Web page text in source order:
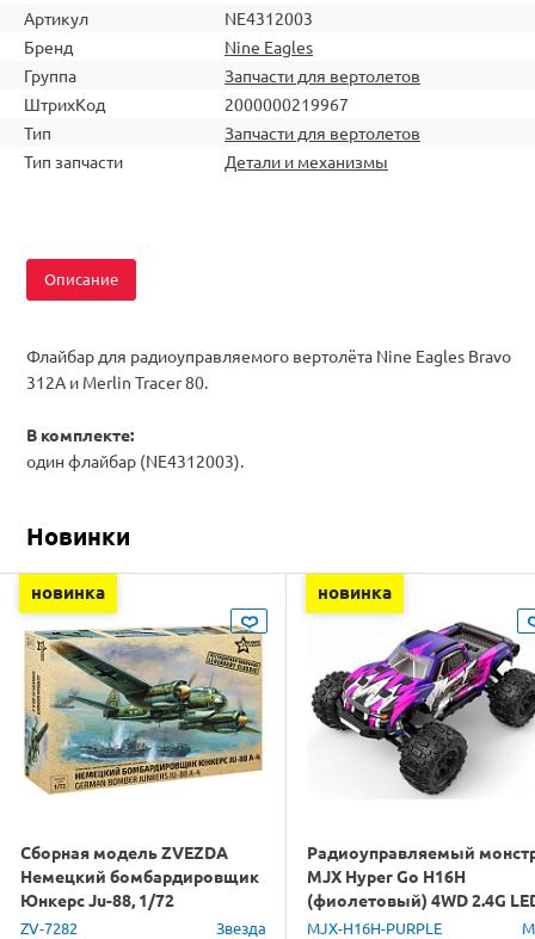
Артикул
NE4312003
Бренд
Nine Eagles
Группа
Запчасти для вертолетов
ШтрихКод
2000000219967
Тип
Запчасти для вертолетов
Тип запчасти
Детали и механизмы
Описание
Флайбар для радиоуправляемого вертолёта Nine Eagles Bravo
312A и Merlin Tracer 80.
В комплекте:
один флайбар (NE4312003).
Новинки
новинка
Сборная модель ZVEZDA
Немецкий бомбардировщик
Юнкерс Ju-88, 1/72
ZV-7282 Звезда
новинка
Радиоуправляемый
MJX Hyper Go H16H
(фиолетовый) 4WD 2.4G
GPS 1/16 RTR
MJX-H16H-PURPLE